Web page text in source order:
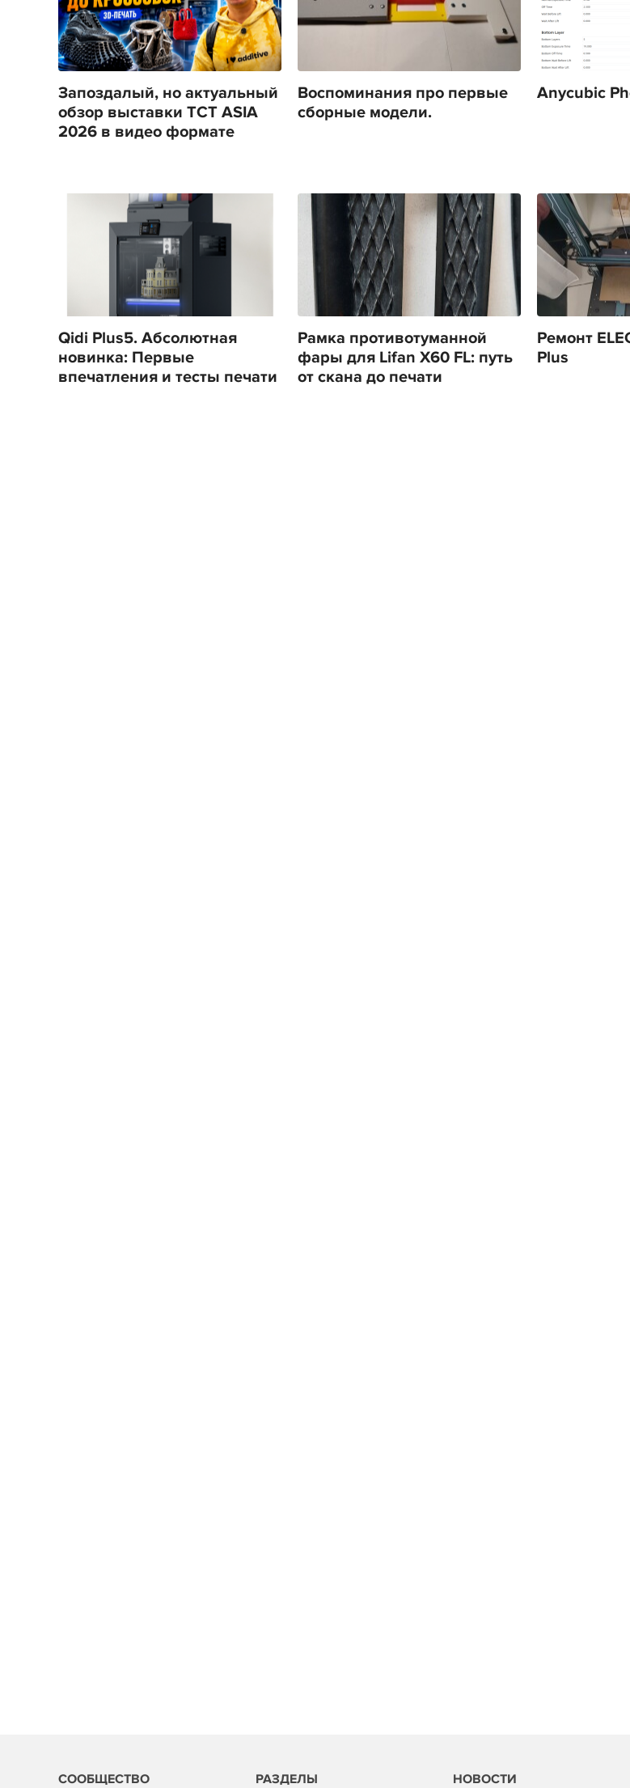
Запоздалый, но актуальный
обзор выставки TCT ASIA
2026 в видео формате
Воспоминания про первые
сборные модели.
Anycubic
Qidi Plus5. Абсолютная
новинка: Первые
впечатления и тесты печати
Рамка противотуманной
фары для Lifan X60 FL: путь
от скана до печати
Ремонт
Plus
СООБЩЕСТВО РАЗДЕЛЫ НОВОСТИ